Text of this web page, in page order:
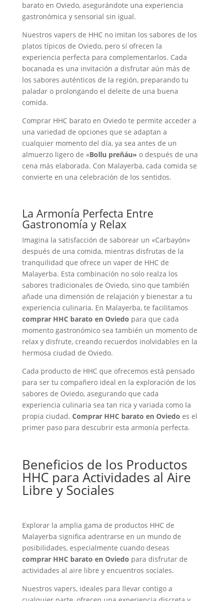
barato en Oviedo, asegurándote una experiencia
gastronómica y sensorial sin igual.
Nuestros vapers de HHC no imitan los sabores de los
platos típicos de Oviedo, pero sí ofrecen la
experiencia perfecta para complementarlos. Cada
bocanada es una invitación a disfrutar aún más de
los sabores auténticos de la región, preparando tu
paladar o prolongando el deleite de una buena
comida.
Comprar HHC barato en Oviedo te permite acceder a
una variedad de opciones que se adaptan a
cualquier momento del día, ya sea antes de un
almuerzo ligero de «Bollu preñáu» o después de una
cena más elaborada. Con Malayerba, cada comida se
convierte en una celebración de los sentidos.
La Armonía Perfecta Entre
Gastronomía y Relax
Imagina la satisfacción de saborear un «Carbayón»
después de una comida, mientras disfrutas de la
tranquilidad que ofrece un vaper de HHC de
Malayerba. Esta combinación no solo realza los
sabores tradicionales de Oviedo, sino que también
añade una dimensión de relajación y bienestar a tu
experiencia culinaria. En Malayerba, te facilitamos
comprar HHC barato en Oviedo para que cada
momento gastronómico sea también un momento de
relax y disfrute, creando recuerdos inolvidables en la
hermosa ciudad de Oviedo.
Cada producto de HHC que ofrecemos está pensado
para ser tu compañero ideal en la exploración de los
sabores de Oviedo, asegurando que cada
experiencia culinaria sea tan rica y variada como la
propia ciudad. Comprar HHC barato en Oviedo es el
primer paso para descubrir esta armonía perfecta.
Beneficios de los Productos
HHC para Actividades al Aire
Libre y Sociales
Explorar la amplia gama de productos HHC de
Malayerba significa adentrarse en un mundo de
posibilidades, especialmente cuando deseas
comprar HHC barato en Oviedo para disfrutar de
actividades al aire libre y encuentros sociales.
Nuestros vapers, ideales para llevar contigo a